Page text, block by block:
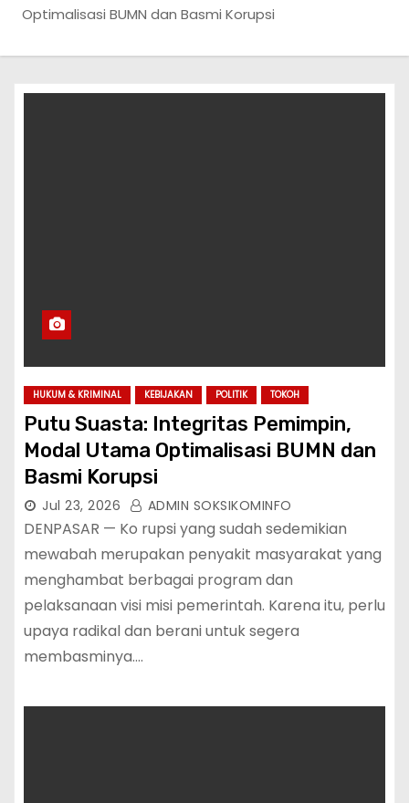
Optimalisasi BUMN dan Basmi Korupsi
HUKUM & KRIMINAL KEBIJAKAN POLITIK TOKOH
Putu Suasta: Integritas Pemimpin,
Modal Utama Optimalisasi BUMN dan
Basmi Korupsi
Jul 23, 2026 ADMIN SOKSIKOMINFO
DENPASAR — Ko rupsi yang sudah sedemikian
mewabah merupakan penyakit masyarakat yang
menghambat berbagai program dan
pelaksanaan visi misi pemerintah. Karena itu, perlu
upaya radikal dan berani untuk segera
membasminya.…